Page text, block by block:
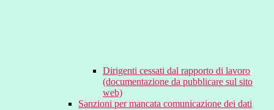
Dirigenti cessati dal rapporto di lavoro
(documentazione da pubblicare sul sito
web)
Sanzioni per mancata comunicazione dei dati